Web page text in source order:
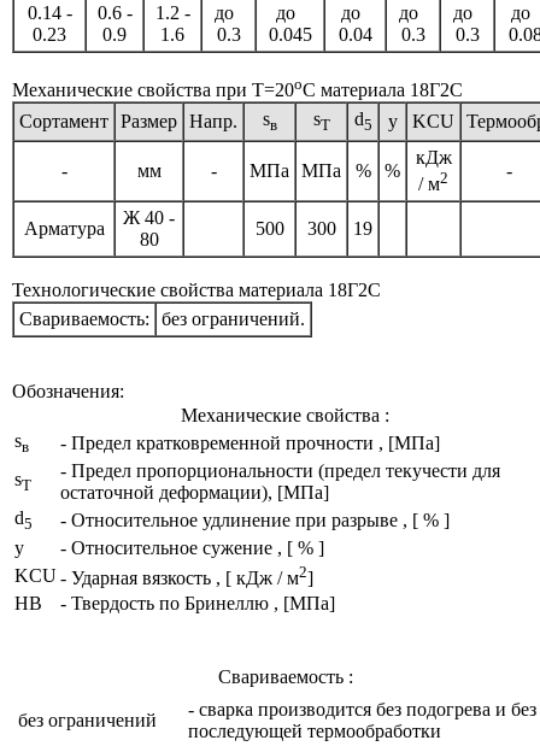
0.14 -
0.23
0.6 -
0.9
1.2 -
1.6
до
0.3
до
0.045
до
0.04
до
0.3
до
0.3
до
Механические свойства при Т=20oС материала 18Г2С
Сортамент Размер Напр. sв sT d5 y KCU
- мм - МПа МПа % %
кДж
/ м2 -
Арматура
Ж 40 -
80
500 300 19
Технологические свойства материала 18Г2С
Свариваемость:
без ограничений.
Обозначения:
Механические свойства :
sв
- Предел кратковременной прочности , [МПа]
sT
- Предел пропорциональности (предел текучести для
остаточной деформации), [МПа]
d5
- Относительное удлинение при разрыве , [ % ]
y
- Относительное сужение , [ % ]
KCU- Ударная вязкость , [ кДж / м2]
HB
- Твердость по Бринеллю , [МПа]
Свариваемость :
без ограничений
- сварка производится без подогрева и без
последующей термообработки